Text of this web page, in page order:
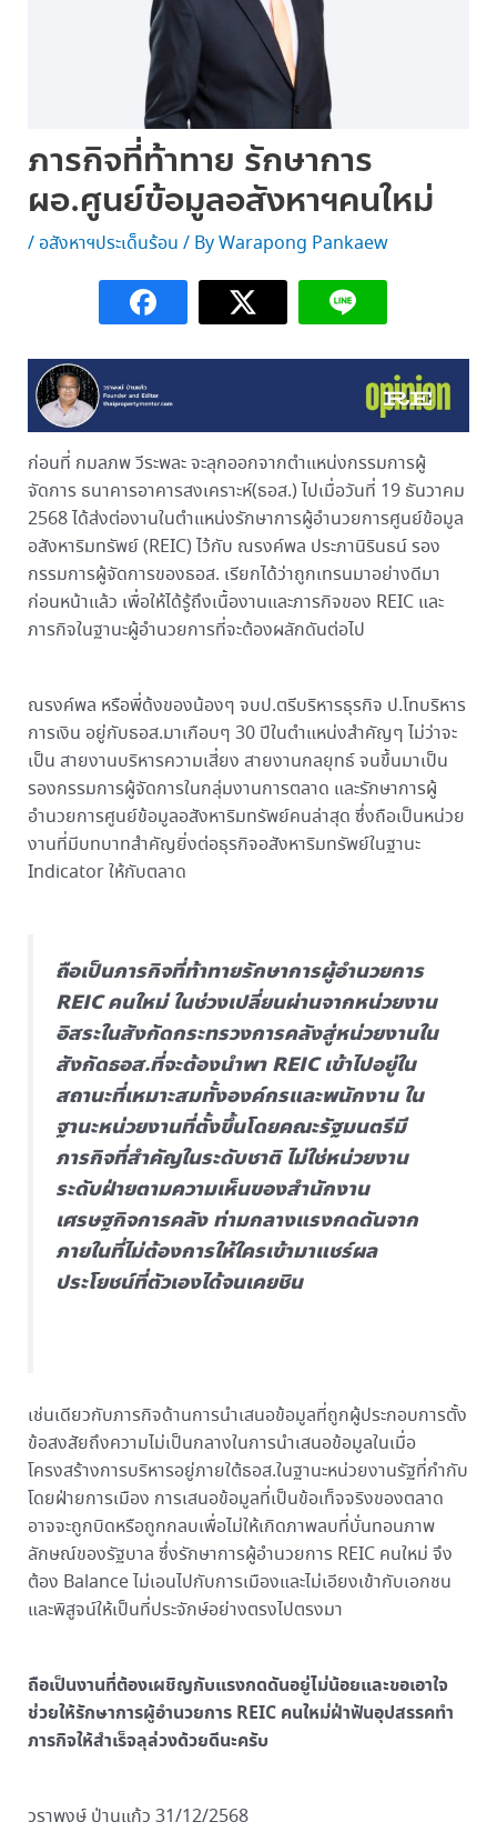
ภารกิจที่ท้าทาย รักษาการ
ผอ.ศูนย์ข้อมูลอสังหาฯคนใหม่
/ อสังหาฯประเด็นร้อน / ByWarapong Pankaew
ก่อนที่ กมลภพ วีระพละ จะลุกออกจากตำแหน่งกรรมการผู้
จัดการ ธนาคารอาคารสงเคราะห์(ธอส.) ไปเมื่อวันที่ 19 ธันวาคม
2568 ได้ส่งต่องานในตำแหน่งรักษาการผู้อำนวยการศูนย์ข้อมูล
อสังหาริมทรัพย์ (REIC) ไว้กับ ณรงค์พล ประภานิรินธน์ รอง
กรรมการผู้จัดการของธอส. เรียกได้ว่าถูกเทรนมาอย่างดีมา
ก่อนหน้าแล้ว เพื่อให้ได้รู้ถึงเนื้องานและภารกิจของ REIC และ
ภารกิจในฐานะผู้อำนวยการที่จะต้องผลักดันต่อไป
ณรงค์พล หรือพี่ด้งของน้องๆ จบป.ตรีบริหารธุรกิจ ป.โทบริหาร
การเงิน อยู่กับธอส.มาเกือบๆ 30 ปีในตำแหน่งสำคัญๆ ไม่ว่าจะ
เป็น สายงานบริหารความเสี่ยง สายงานกลยุทธ์ จนขึ้นมาเป็น
รองกรรมการผู้จัดการในกลุ่มงานการตลาด และรักษาการผู้
อำนวยการศูนย์ข้อมูลอสังหาริมทรัพย์คนล่าสุด ซึ่งถือเป็นหน่วย
งานที่มีบทบาทสำคัญยิ่งต่อธุรกิจอสังหาริมทรัพย์ในฐานะ
Indicator ให้กับตลาด
ถือเป็นภารกิจที่ท้าทายรักษาการผู้อำนวยการ
REIC คนใหม่ ในช่วงเปลี่ยนผ่านจากหน่วยงาน
อิสระในสังกัดกระทรวงการคลังสู่หน่วยงานใน
สังกัดธอส.ที่จะต้องนำพา REIC เข้าไปอยู่ใน
สถานะที่เหมาะสมทั้งองค์กรและพนักงาน ใน
ฐานะหน่วยงานที่ตั้งขึ้นโดยคณะรัฐมนตรีมี
ภารกิจที่สำคัญในระดับชาติ ไม่ใช่หน่วยงาน
ระดับฝ่ายตามความเห็นของสำนักงาน
เศรษฐกิจการคลัง ท่ามกลางแรงกดดันจาก
ภายในที่ไม่ต้องการให้ใครเข้ามาแชร์ผล
ประโยชน์ที่ตัวเองได้จนเคยชิน
เช่นเดียวกับภารกิจด้านการนำเสนอข้อมูลที่ถูกผู้ประกอบการตั้ง
ข้อสงสัยถึงความไม่เป็นกลางในการนำเสนอข้อมูลในเมื่อ
โครงสร้างการบริหารอยู่ภายใต้ธอส.ในฐานะหน่วยงานรัฐที่กำกับ
โดยฝ่ายการเมือง การเสนอข้อมูลที่เป็นข้อเท็จจริงของตลาด
อาจจะถูกบิดหรือถูกกลบเพื่อไม่ให้เกิดภาพลบที่บั่นทอนภาพ
ลักษณ์ของรัฐบาล ซึ่งรักษาการผู้อำนวยการ REIC คนใหม่ จึง
ต้อง Balance ไม่เอนไปกับการเมืองและไม่เอียงเข้ากับเอกชน
และพิสูจน์ให้เป็นที่ประจักษ์อย่างตรงไปตรงมา
ถือเป็นงานที่ต้องเผชิญกับแรงกดดันอยู่ไม่น้อยและขอเอาใจ
ช่วยให้รักษาการผู้อำนวยการ REIC คนใหม่ฝ่าฟันอุปสรรคทำ
ภารกิจให้สำเร็จลุล่วงด้วยดีนะครับ
วราพงษ์ ป่านแก้ว 31/12/2568